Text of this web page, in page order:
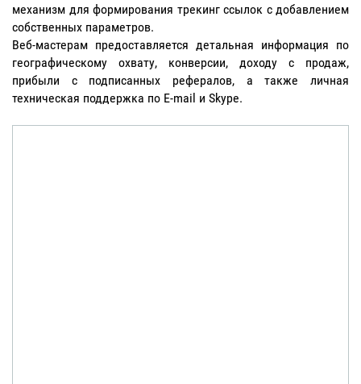
механизм для формирования трекинг ссылок с добавлением
собственных параметров.
Веб-мастерам предоставляется детальная информация по
географическому охвату, конверсии, доходу с продаж,
прибыли с подписанных рефералов, а также личная
техническая поддержка по E-mail и Skype.